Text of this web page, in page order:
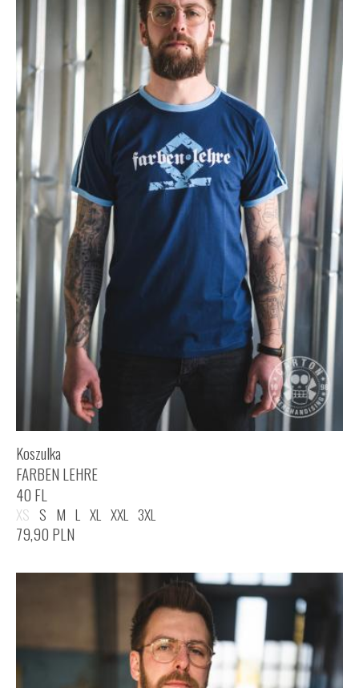
Koszulka
FARBEN LEHRE
40 FL
XS S M L XL XXL 3XL
79,90 PLN